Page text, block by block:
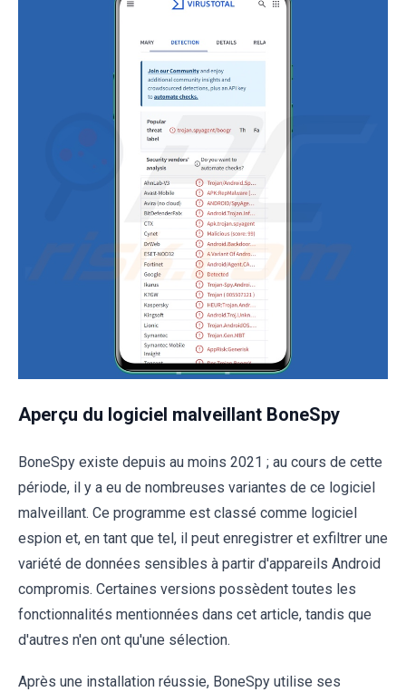
Aperçu du logiciel malveillant BoneSpy
BoneSpy existe depuis au moins 2021 ; au cours de cette
période, il y a eu de nombreuses variantes de ce logiciel
malveillant. Ce programme est classé comme logiciel
espion et, en tant que tel, il peut enregistrer et exfiltrer une
variété de données sensibles à partir d'appareils Android
compromis. Certaines versions possèdent toutes les
fonctionnalités mentionnées dans cet article, tandis que
d'autres n'en ont qu'une sélection.
Après une installation réussie, BoneSpy utilise ses